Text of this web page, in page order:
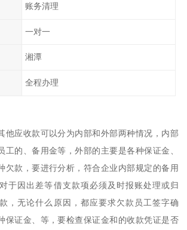
账务清理
一对一
湘潭
全程办理
他应收款可以分为内部和外部两种情况，内部
工的、备用金等，外部的主要是各种保证金、
欠款，要进行分析，符合企业内部规定的备用
于因出差等借支款项必须及时报账处理或归
，无论什么原因，都应要求欠款员工签字确
保证金、等，要检查保证金和的收款凭证是否